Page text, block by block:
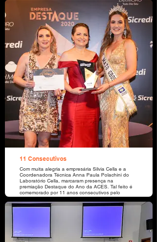
11 Consecutivos
Com muita alegria a empresária Silvia Cella e a
Coordenadora Técnica Anna Paula Polachini do
Laboratório Cella, marcaram presença na
premiação Destaque do Ano da ACES. Tal feito é
comemorado por 11 anos consecutivos pelo
laboratório. A empresária destaca sua gratidão a
todos os clientes pela confiança.